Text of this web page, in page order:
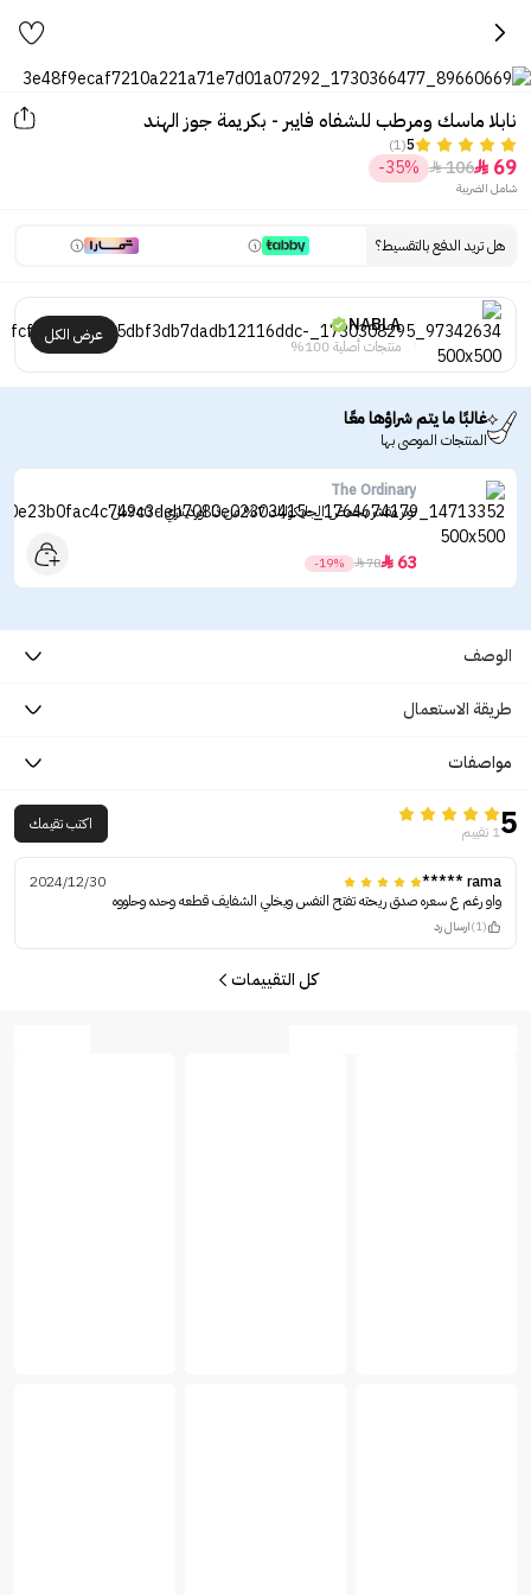
نابلا ماسك ومرطب للشفاه فايبر - بكريمة جوز الهند
5
(1)
69

106

-35%
شامل الضريبة
هل تريد الدفع بالتقسيط؟
NABLA
منتجات أصلية 100%
عرض الكل
غالبًا ما يتم شراؤها معًا
المنتجات الموصى بها
The Ordinary
تونر مقشر بحمض الجليكوليك 7% من ذا اورديناري - 240مل
63

78

-19%
الوصف
طريقة الاستعمال
مواصفات
51 تقييم اكتب تقيمك
rama *****
2024/12/30
واو رغم ع سعره صدق ريحته تفتح النفس ويخلي الشفايف قطعه وحده وحلووه
(1) ارسال رد
كل التقييمات